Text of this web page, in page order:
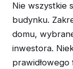
Nie wszystkie
budynku.
domu,
inwestora.